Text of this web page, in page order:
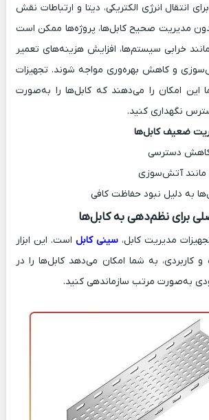
انتقال انرژی الکتریکی، دیتا و ارتباطات نقش
مدیریت صحیح کابل‌ها، پروژه‌ها ممکن است
خرابی سیستم‌ها، افزایش هزینه‌های تعمیر
و کاهش بهره‌وری مواجه شوند. تجهیزات
این امکان را می‌دهند که کابل‌ها را به‌صورت
نگهداری کنید.
ضعیف کابل‌ها
کاهش دسترسی
مانند آتش‌سوزی
به دلیل نبود حفاظت کافی
برای نظم‌دهی به کابل‌ها
مدیریت کابل، سینی کابل است. این ابزار
کاربردی، به شما امکان می‌دهد کابل‌ها را در
به‌صورت مرتب سازماندهی کنید.